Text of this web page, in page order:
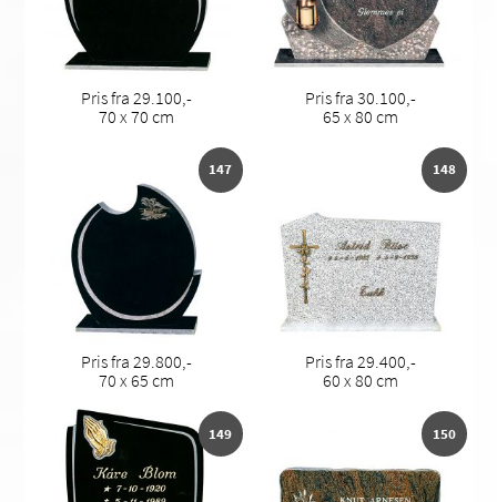
Pris fra 29.100,-
70 x 70 cm
Pris fra 30.100,-
65 x 80 cm
147
Pris fra 29.800,-
70 x 65 cm
148
Pris fra 29.400,-
60 x 80 cm
149 150